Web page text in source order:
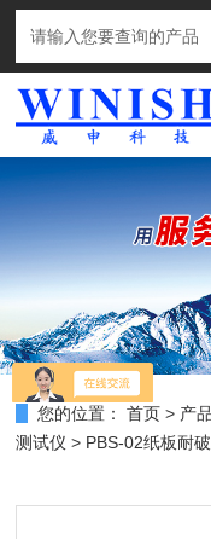
您的位置： 首页 > 产
测试仪 > PBS-02纸板耐